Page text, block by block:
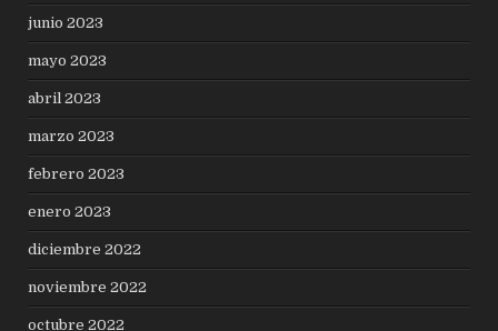
junio 2023
mayo 2023
abril 2023
marzo 2023
febrero 2023
enero 2023
diciembre 2022
noviembre 2022
octubre 2022